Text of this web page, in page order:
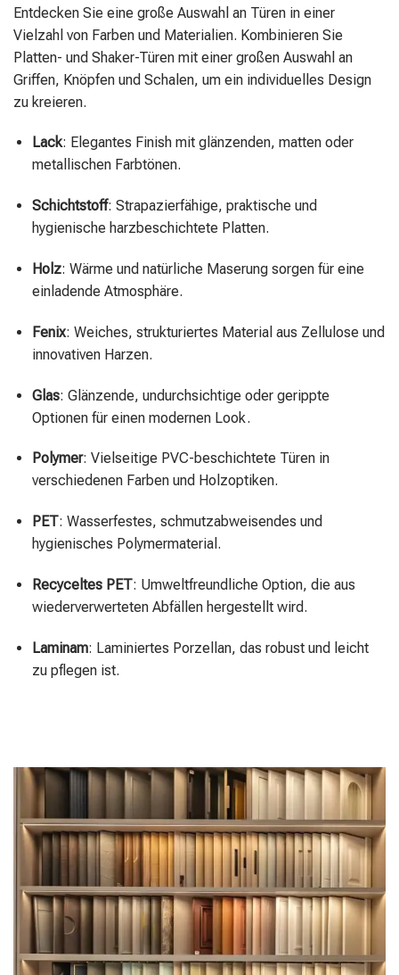
Entdecken Sie eine große Auswahl an Türen in einer
Vielzahl von Farben und Materialien. Kombinieren Sie
Platten- und Shaker-Türen mit einer großen Auswahl an
Griffen, Knöpfen und Schalen, um ein individuelles Design
zu kreieren.
Lack: Elegantes Finish mit glänzenden, matten oder
metallischen Farbtönen.
Schichtstoff: Strapazierfähige, praktische und
hygienische harzbeschichtete Platten.
Holz: Wärme und natürliche Maserung sorgen für eine
einladende Atmosphäre.
Fenix: Weiches, strukturiertes Material aus Zellulose und
innovativen Harzen.
Glas: Glänzende, undurchsichtige oder gerippte
Optionen für einen modernen Look.
Polymer: Vielseitige PVC-beschichtete Türen in
verschiedenen Farben und Holzoptiken.
PET: Wasserfestes, schmutzabweisendes und
hygienisches Polymermaterial.
Recyceltes PET: Umweltfreundliche Option, die aus
wiederverwerteten Abfällen hergestellt wird.
Laminam: Laminiertes Porzellan, das robust und leicht
zu pflegen ist.